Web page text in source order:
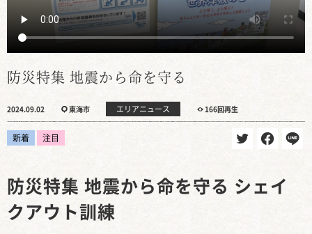
防災特集 地震から命を守る
2024.09.02 東海市 エリアニュース 166回再生
新着 注目
防災特集 地震から命を守る シェイ
クアウト訓練